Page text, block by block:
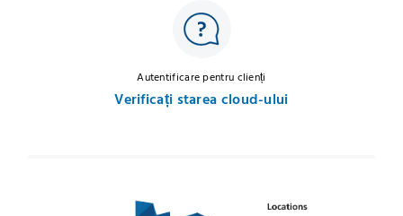
Autentificare pentru clienți
Verificați starea cloud-ului